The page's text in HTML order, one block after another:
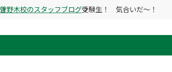
曽野木校のスタッフブログ受験生！ 気合いだ～！